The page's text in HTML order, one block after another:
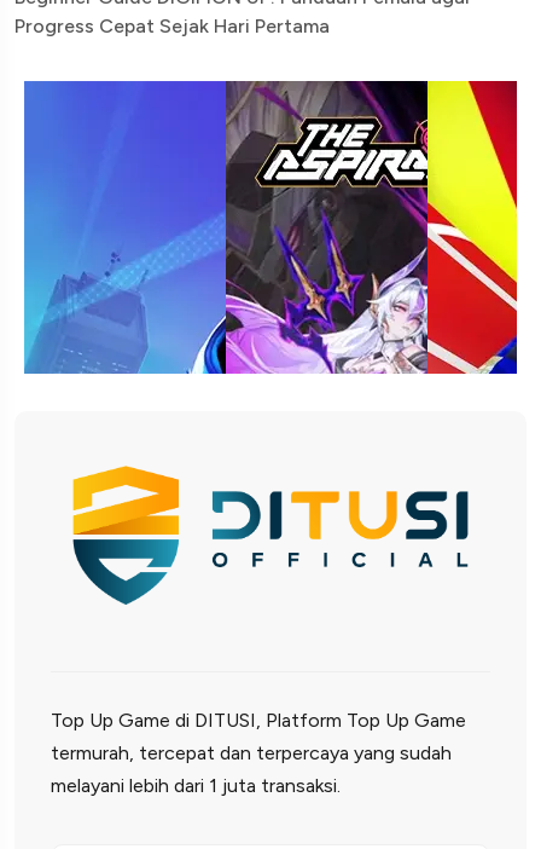
Progress Cepat Sejak Hari Pertama
Top Up Game di DITUSI, Platform Top Up Game
termurah, tercepat dan terpercaya yang sudah
melayani lebih dari 1 juta transaksi.